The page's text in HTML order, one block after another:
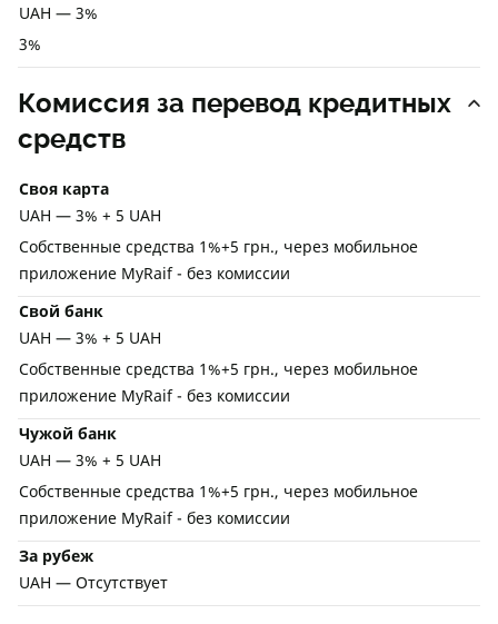
UAH — 3%
3%
Комиссия за перевод кредитных
средств
Своя карта
UAH — 3% + 5 UAH
Собственные средства 1%+5 грн., через мобильное
приложение MyRaif - без комиссии
Свой банк
UAH — 3% + 5 UAH
Собственные средства 1%+5 грн., через мобильное
приложение MyRaif - без комиссии
Чужой банк
UAH — 3% + 5 UAH
Собственные средства 1%+5 грн., через мобильное
приложение MyRaif - без комиссии
За рубеж
UAH — Отсутствует